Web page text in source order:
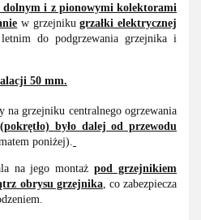
dolnym i z pionowymi kolektorami
w grzejnikugrzałki elektrycznej
do podgrzewania grzejnika i
50 mm.
grzejniku centralnego ogrzewania
było dalej od przewodu
poniżej).
na jego montażpod grzejnikiem
obrysu grzejnika, co zabezpiecza